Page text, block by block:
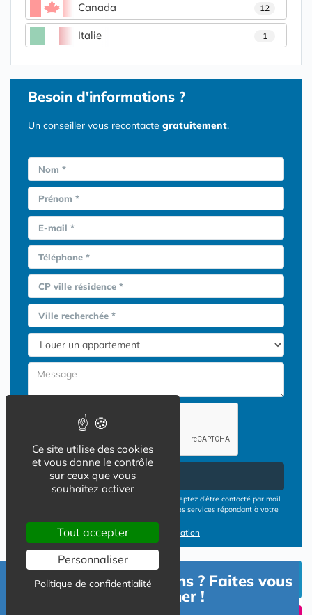
Canada 12
Italie 1
Besoin d'informations ?
Un conseiller vous recontacte gratuitement.
Nom *
Prénom *
E-mail *
Téléphone *
CP ville résidence *
Ville recherchée *
En cliquant sur le bouton ENVOYER vous acceptez d’être contacté par mail
ou téléphone par les opérateurs de résidences services répondant à votre
Conditions d'utilisation
INVESTIR EN RESIDENCE
SENIOR
Besoin d'informations ? Faites vous
accompagner !
Ce site utilise des cookies
et vous donne le contrôle
sur ceux que vous
souhaitez activer
Tout accepter
Personnaliser
Politique de confidentialité